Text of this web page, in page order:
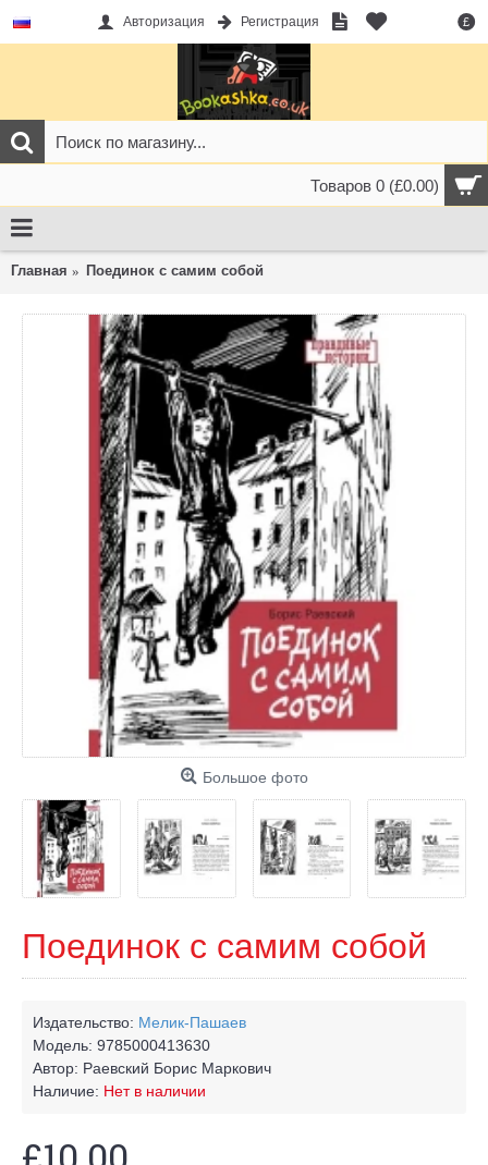
£
Авторизация Регистрация
Товаров 0 (£0.00)
Главная Поединок с самим собой
Большое фото
Поединок с самим собой
Издательство: Мелик-Пашаев
Модель: 9785000413630
Автор: Раевский Борис Маркович
Наличие: Нет в наличии